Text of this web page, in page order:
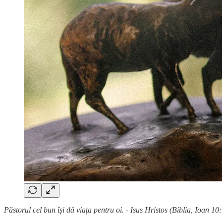
Păstorul cel bun își dă viața pentru oi. - Isus Hristos (Biblia, Ioan